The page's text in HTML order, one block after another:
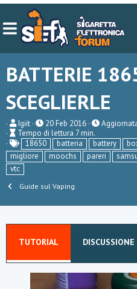
BATTERIE
SCEGLIERLE
A
u
t
o
r
e
Igiit
P
u
b
l
i
d
20 Feb 2016
T
e
m
p
o
u
a
Tempo di lettura 7 min.
T
a
g
18650 batteria battery
migliore
moochs pareri
vtc
Guide sul Vaping
TUTORIAL DISCUSSIONE